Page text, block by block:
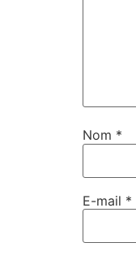
Nom *
E-mail *